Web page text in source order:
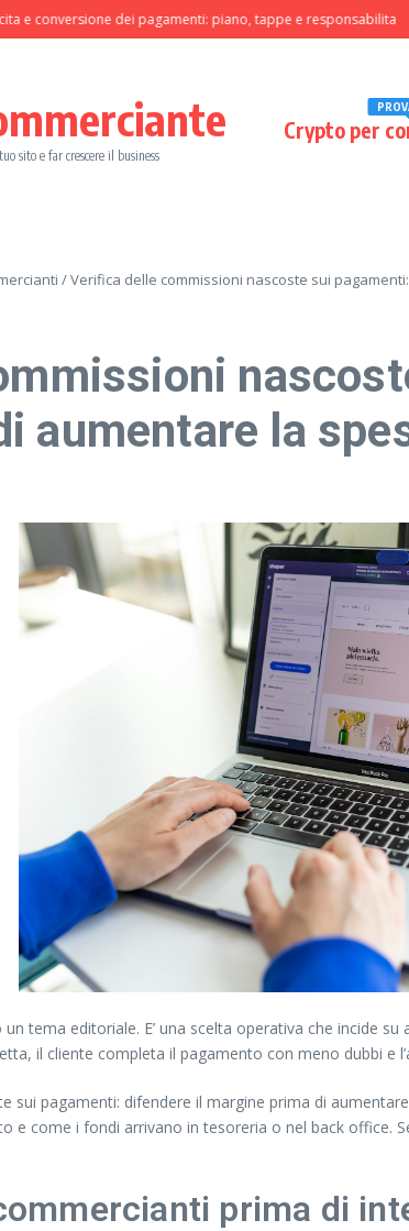
dei pagamenti: piano, tappe e responsabilita
sito e far crescere il business
Crypto per
/Verifica delle commissioni nascoste sui
aumentare la
tema editoriale. E’ una scelta operativa che incide
il cliente completa il pagamento con meno dubbi e
sui pagamenti: difendere il margine prima di
e come i fondi arrivano in tesoreria o nel back office.
prima di